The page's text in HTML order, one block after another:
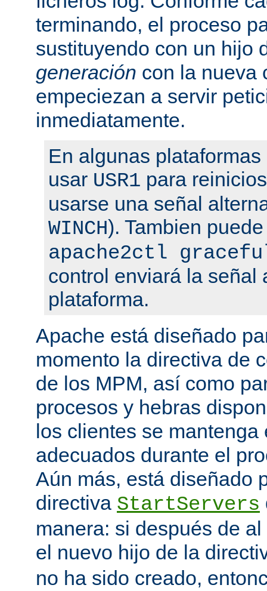
terminando, el proceso
sustituyendo con un hijo
generación con la nueva
empeciezan a servir
inmediatamente.
En algunas
usar USR1 para
usarse una señal
WINCH). Tambien
apache2ctl
control enviará la señal
plataforma.
Apache está diseñado
momento la directiva de
de los MPM, así como
procesos y hebras
los clientes se
adecuados durante el
Aún más, está diseñado
directiva StartServers
manera: si después de
el nuevo hijo de la
no ha sido creado,